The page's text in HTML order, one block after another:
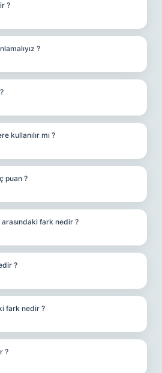
?
?
kullanılır mı ?
puan ?
fark nedir ?
?
fark nedir ?
?